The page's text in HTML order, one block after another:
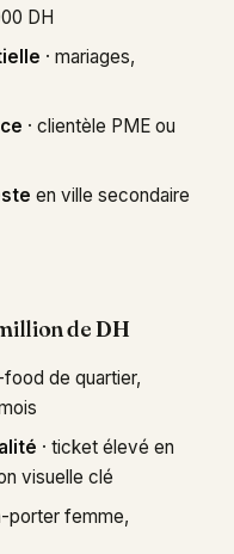
DH
· mariages,
· clientèle PME ou
en ville secondaire
de DH
food de quartier,
· ticket élevé en
visuelle clé
porter femme,